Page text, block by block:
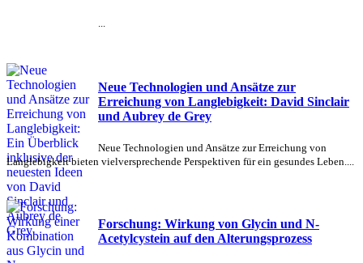
...
Neue Technologien und Ansätze zur
Erreichung von Langlebigkeit: David Sinclair
und Aubrey de Grey
Neue Technologien und Ansätze zur Erreichung von
Langlebigkeit bieten vielversprechende Perspektiven für ein gesundes Leben....
Forschung: Wirkung von Glycin und N-
Acetylcystein auf den Alterungsprozess